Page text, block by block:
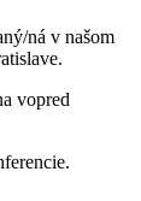
ná v našom
vopred